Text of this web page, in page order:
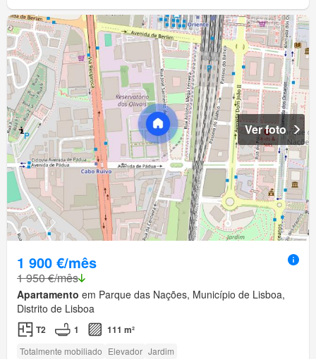
Ver foto
1 900 €/mês
1 950 €/mês
Apartamento em Parque das Nações, Município de Lisboa,
Distrito de Lisboa
T2 1 111 m²
Totalmente mobiliado Elevador Jardim